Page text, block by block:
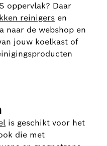
oppervlak? Daar
reinigers en
naar de webshop en
jouw koelkast of
is geschikt voor het
die met